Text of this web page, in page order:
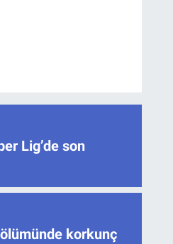
Lig’de son
korkunç